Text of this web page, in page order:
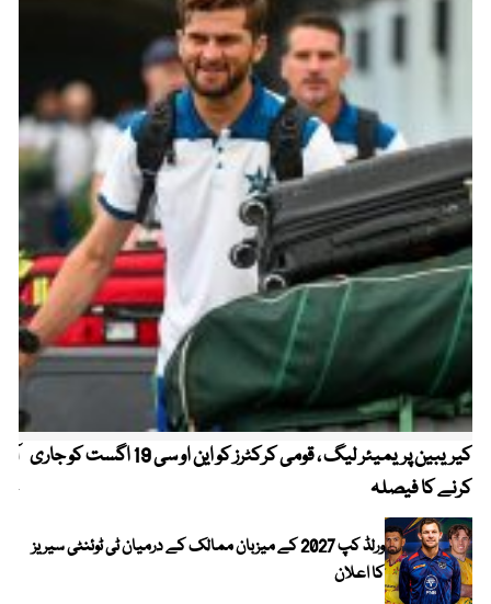
کیریبین پریمیئر لیگ ، قومی کرکٹرز کو این او سی 19 اگست کو جاری
کرنے کا فیصلہ
ورلڈ کپ 2027 کے میزبان ممالک کے درمیان ٹی ٹوئنٹی سیریز
کا اعلان